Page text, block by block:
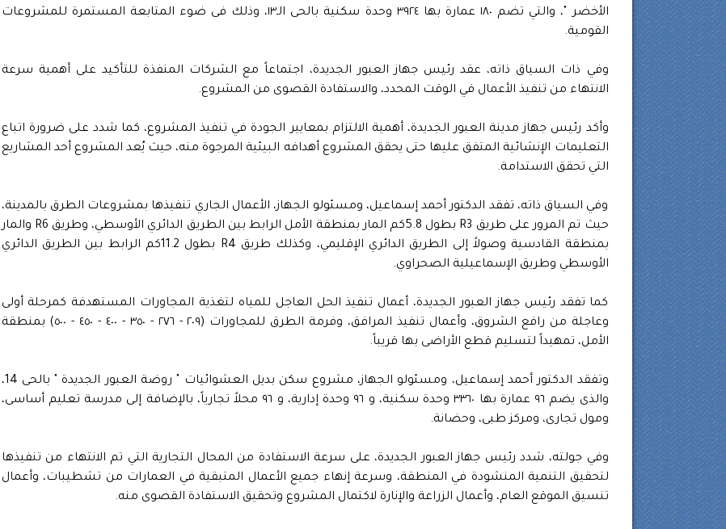
الأخضر "، والتي تضم ١٨٠ عمارة بها ٣٩٢٤ وحدة سكنية بالحى الـ١٣، وذلك فى ضوء المتابعة المستمرة للمشروعات
القومية.
وفي ذات السياق ذاته، عقد رئيس جهاز العبور الجديدة، اجتماعاً مع الشركات المنفذة للتأكيد على أهمية سرعة
الانتهاء من تنفيذ الأعمال في الوقت المحدد، والاستفادة القصوى من المشروع.
وأكد رئيس جهاز مدينة العبور الجديدة، أهمية الالتزام بمعايير الجودة في تنفيذ المشروع، كما شدد على ضرورة اتباع
التعليمات الإنشائية المتفق عليها حتى يحقق المشروع أهدافه البيئية المرجوة منه، حيث يُعد المشروع أحد المشاريع
التي تحقق الاستدامة.
وفي السياق ذاته، تفقد الدكتور أحمد إسماعيل، ومسئولو الجهاز، الأعمال الجاري تنفيذها بمشروعات الطرق بالمدينة،
حيث تم المرور على طريق R3 بطول 5.8كم المار بمنطقة الأمل الرابط بين الطريق الدائري الأوسطي، وطريق R6 والمار
بمنطقة القادسية وصولاً إلى الطريق الدائري الإقليمي، وكذلك طريق R4 بطول 11.2كم الرابط بين الطريق الدائري
الأوسطي وطريق الإسماعيلية الصحراوي.
كما تفقد رئيس جهاز العبور الجديدة، أعمال تنفيذ الحل العاجل للمياه لتغذية المجاورات المستهدفة كمرحلة أولى
وعاجلة من رافع الشروق، وأعمال تنفيذ المرافق، وفرمة الطرق للمجاورات (٢٠٩ - ٢٧٦ - ٣٥٠ - ٤٠٠ - ٤٥٠ - ٥٠٠) بمنطقة
الأمل، تمهيداً لتسليم قطع الأراضى بها قريباً.
وتفقد الدكتور أحمد إسماعيل، ومسئولو الجهاز، مشروع سكن بديل العشوائيات " روضة العبور الجديدة " بالحى 14،
والذى يضم ٩٦ عمارة بها ٣٣٦٠ وحدة سكنية، و ٩٦ وحدة إدارية، و ٩٦ محلاً تجارياً، بالإضافة إلى مدرسة تعليم أساسى،
ومول تجارى، ومركز طبى، وحضانة.
وفي جولته، شدد رئيس جهاز العبور الجديدة، على سرعة الاستفادة من المحال التجارية التي تم الانتهاء من تنفيذها
لتحقيق التنمية المنشودة في المنطقة، وسرعة إنهاء جميع الأعمال المتبقية في العمارات من تشطيبات، وأعمال
تنسيق الموقع العام، وأعمال الزراعة والإنارة لاكتمال المشروع وتحقيق الاستفادة القصوى منه.